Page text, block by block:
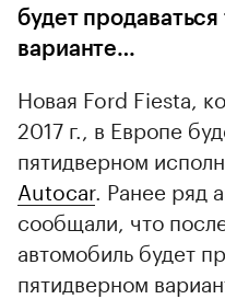
будет
варианте…
Новая Ford Fiesta,
2017 г., в Европе
пятидверном
Autocar. Ранее ряд
сообщали, что
автомобиль будет
пятидверном